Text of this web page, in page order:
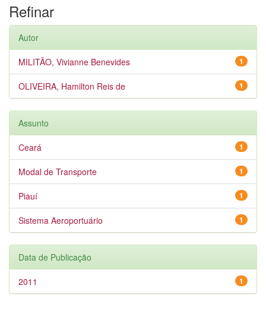
Refinar
Autor
1
MILITÃO, Vivianne Benevides
1
OLIVEIRA, Hamilton Reis de
Assunto
1
Ceará
1
Modal de Transporte
1
Piauí
1
Sistema Aeroportuário
Data de Publicação
1
2011